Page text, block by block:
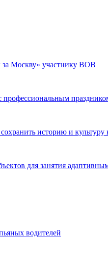
за Москву» участнику ВОВ
историю и культуру
для занятия
водителей